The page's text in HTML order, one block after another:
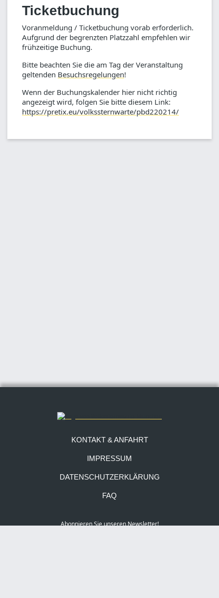
Ticketbuchung
Voranmeldung / Ticketbuchung vorab erforderlich.
Aufgrund der begrenzten Platzzahl empfehlen wir
frühzeitige Buchung.
Bitte beachten Sie die am Tag der Veranstaltung
geltenden Besuchsregelungen!
Wenn der Buchungskalender hier nicht richtig
angezeigt wird, folgen Sie bitte diesem Link:
https://pretix.eu/volkssternwarte/pbd220214/
KONTAKT & ANFAHRT
IMPRESSUM
DATENSCHUTZERKLÄRUNG
FAQ
Abonnieren Sie unseren Newsletter!